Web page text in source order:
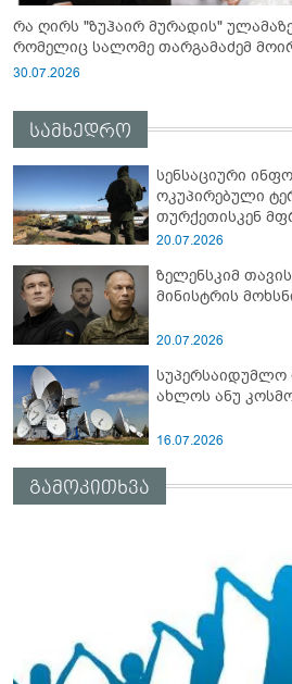
რა ღირს "ზუჰაირ მურადის" ულამაზესი საქორწინო კაბა,
რომელიც სალომე თარგამაძემ
30.07.2026
სამხედრო
სენსაციური
ოკუპირებული
თურქეთისკენ
სამიტი კინაღამ
20.07.2026
ზელენსკიმ
მინისტრის
20.07.2026
16.07.2026
გამოკითხვა